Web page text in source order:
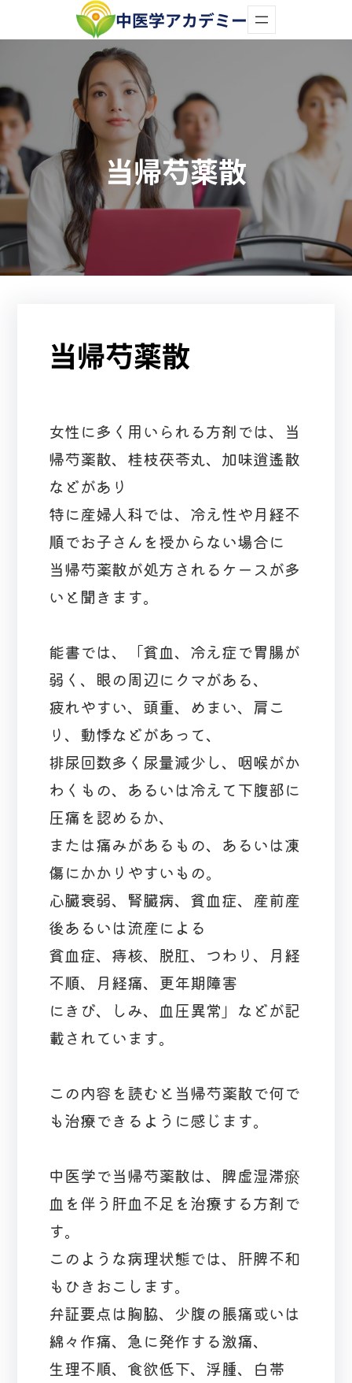
容
ス
キ
ッ
プ
中医学アカデミー
当帰芍薬散
当帰芍薬散
女性に多く用いられる方剤では、当
帰芍薬散、桂枝茯苓丸、加味逍遙散
などがあり
特に産婦人科では、冷え性や月経不
順でお子さんを授からない場合に
当帰芍薬散が処方されるケースが多
いと聞きます。
能書では、「貧血、冷え症で胃腸が
弱く、眼の周辺にクマがある、
疲れやすい、頭重、めまい、肩こ
り、動悸などがあって、
排尿回数多く尿量減少し、咽喉がか
わくもの、あるいは冷えて下腹部に
圧痛を認めるか、
または痛みがあるもの、あるいは凍
傷にかかりやすいもの。
心臓衰弱、腎臓病、貧血症、産前産
後あるいは流産による
貧血症、痔核、脱肛、つわり、月経
不順、月経痛、更年期障害
にきび、しみ、血圧異常」などが記
載されています。
この内容を読むと当帰芍薬散で何で
も治療できるように感じます。
中医学で当帰芍薬散は、脾虚湿滞瘀
血を伴う肝血不足を治療する方剤で
す。
このような病理状態では、肝脾不和
もひきおこします。
弁証要点は胸脇、少腹の脹痛或いは
綿々作痛、急に発作する激痛、
生理不順、食欲低下、浮腫、白帯